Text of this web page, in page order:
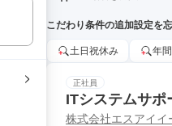
こだわり条件の追加設定を
土日祝休み 年
正社員
ITシステムサポ
株式会社エスアイイ